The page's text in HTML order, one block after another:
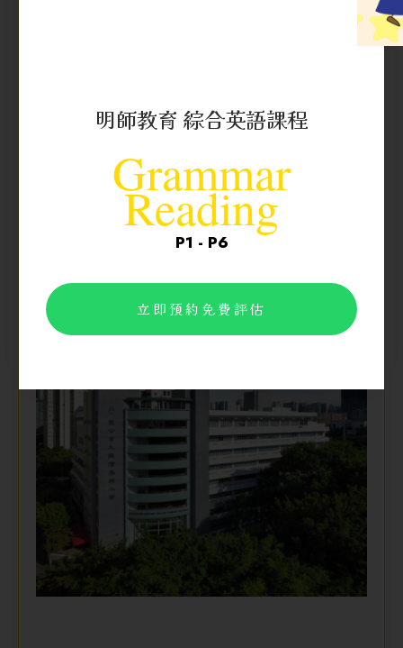
獲派首三志願：98%
入讀英中比率：
明師教育 綜合英語課程
Grammar
Reading
P1 - P6
立即預約免費評估